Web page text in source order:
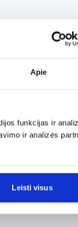
Apie
funkcijas ir
ir analizės
Leisti visus